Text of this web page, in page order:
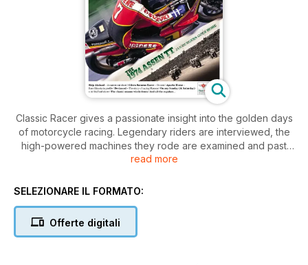
Classic Racer gives a passionate insight into the golden days
of motorcycle racing. Legendary riders are interviewed, the
high-powered machines they rode are examined and past
racing triumphs are celebrated.
read more
SELEZIONARE IL FORMATO:
Offerte digitali